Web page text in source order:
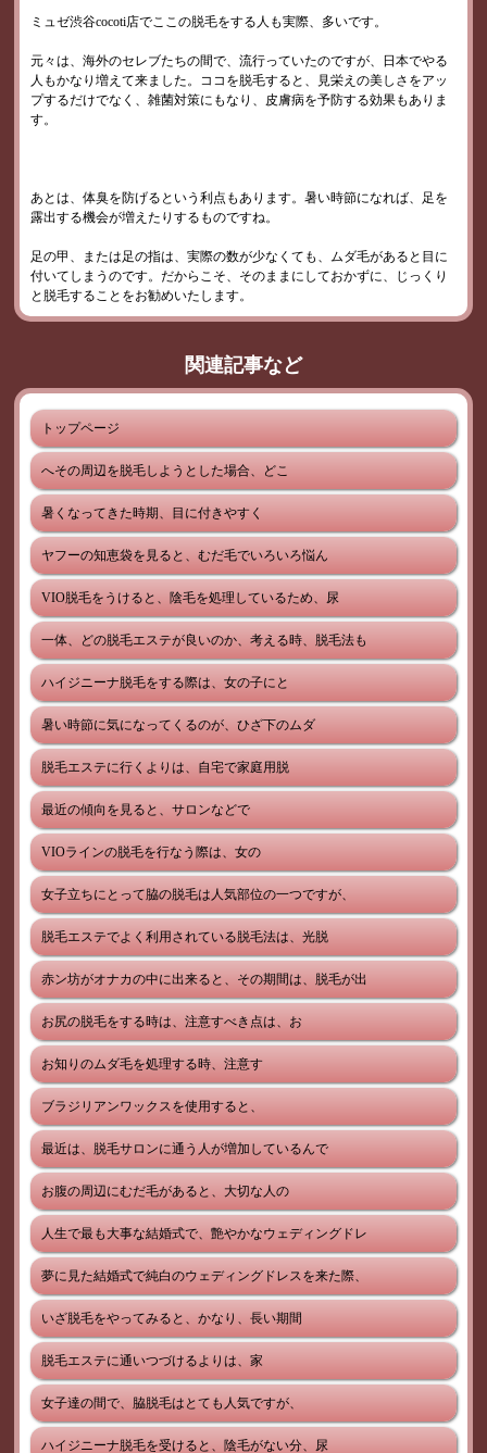
ミュゼ渋谷cocoti店でここの脱毛をする人も実際、多いです。
元々は、海外のセレブたちの間で、流行っていたのですが、日本でやる
人もかなり増えて来ました。ココを脱毛すると、見栄えの美しさをアッ
プするだけでなく、雑菌対策にもなり、皮膚病を予防する効果もありま
す。
あとは、体臭を防げるという利点もあります。暑い時節になれば、足を
露出する機会が増えたりするものですね。
足の甲、または足の指は、実際の数が少なくても、ムダ毛があると目に
付いてしまうのです。だからこそ、そのままにしておかずに、じっくり
と脱毛することをお勧めいたします。
関連記事など
トップページ
へその周辺を脱毛しようとした場合、どこ
暑くなってきた時期、目に付きやすく
ヤフーの知恵袋を見ると、むだ毛でいろいろ悩ん
VIO脱毛をうけると、陰毛を処理しているため、尿
一体、どの脱毛エステが良いのか、考える時、脱毛法も
ハイジニーナ脱毛をする際は、女の子にと
暑い時節に気になってくるのが、ひざ下のムダ
脱毛エステに行くよりは、自宅で家庭用脱
最近の傾向を見ると、サロンなどで
VIOラインの脱毛を行なう際は、女の
女子立ちにとって脇の脱毛は人気部位の一つですが、
脱毛エステでよく利用されている脱毛法は、光脱
赤ン坊がオナカの中に出来ると、その期間は、脱毛が出
お尻の脱毛をする時は、注意すべき点は、お
お知りのムダ毛を処理する時、注意す
ブラジリアンワックスを使用すると、
最近は、脱毛サロンに通う人が増加しているんで
お腹の周辺にむだ毛があると、大切な人の
人生で最も大事な結婚式で、艶やかなウェディングドレ
夢に見た結婚式で純白のウェディングドレスを来た際、
いざ脱毛をやってみると、かなり、長い期間
脱毛エステに通いつづけるよりは、家
女子達の間で、脇脱毛はとても人気ですが、
ハイジニーナ脱毛を受けると、陰毛がない分、尿